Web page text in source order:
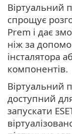
Віртуальний
спрощує
Prem і дає
ніж за
інсталятора
компонентів.
Віртуальний
доступний
запускати